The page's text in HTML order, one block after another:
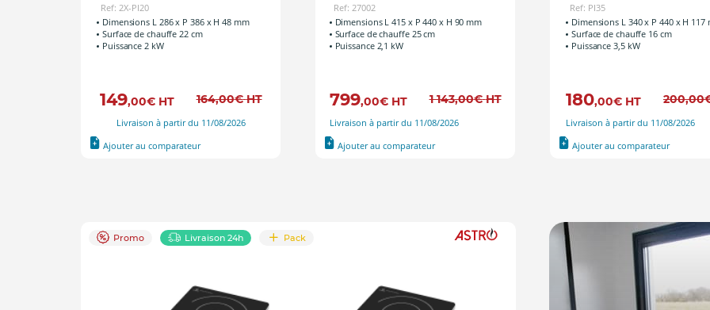
Ref: 2X-PI20
Dimensions L 286 x P 386 x H 48 mm
Surface de chauffe 22 cm
Puissance 2 kW
149,00€ HT 164,00€ HT
Livraison à partir du 11/08/2026
Ajouter au comparateur
Ref: 27002
Dimensions L 415 x P 440 x H 90 mm
Surface de chauffe 25 cm
Puissance 2,1 kW
799,00€ HT 1 143,00€ HT
Livraison à partir du 11/08/2026
Ajouter au comparateur
Ref: PI35
Dimensions L 340 x P 440 x H 117
Surface de chauffe 16 cm
Puissance 3,5 kW
180,00€ HT 200,00
Livraison à partir du 11/08/2026
Ajouter au comparateur
Promo Livraison 24h Pack